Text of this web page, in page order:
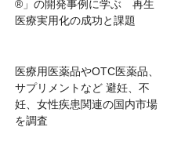
®」の開発事例に学ぶ 再生
医療実用化の成功と課題
医療用医薬品やOTC医薬品、
サプリメントなど 避妊、不
妊、女性疾患関連の国内市場
を調査